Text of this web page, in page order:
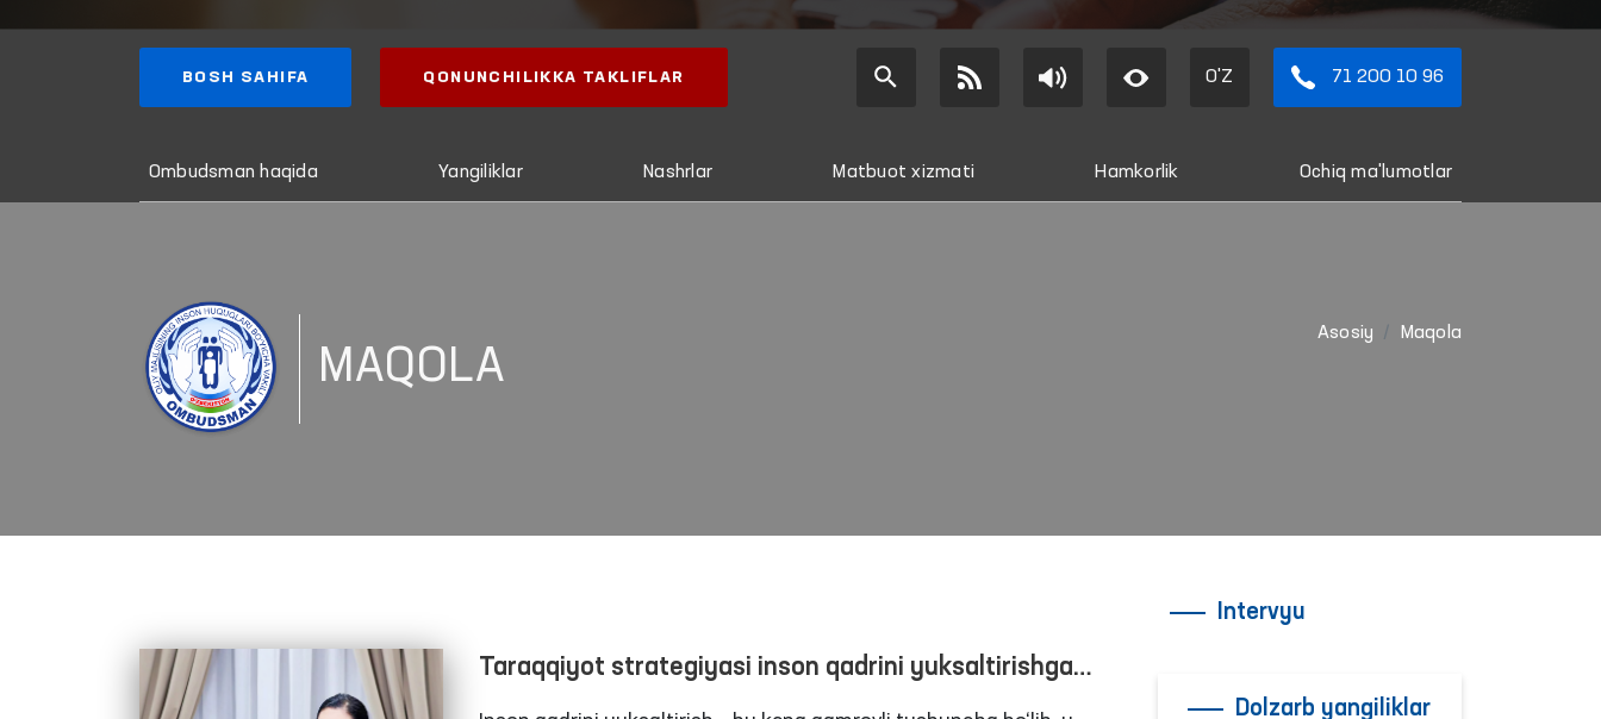
BOSH SAHIFA QONUNCHILIKKA TAKLIFLAR O'Z 71 200 10 96
Ombudsman haqida Yangiliklar Nashrlar Matbuot xizmati Hamkorlik Ochiq ma'lumotlar
MAQOLA
Asosiy Maqola
Taraqqiyot strategiyasi inson qadrini yuksaltirishga
qaratilgan muhim tashabbuslarni qamrab olgan
Intervyu
Dolzarb yangiliklar